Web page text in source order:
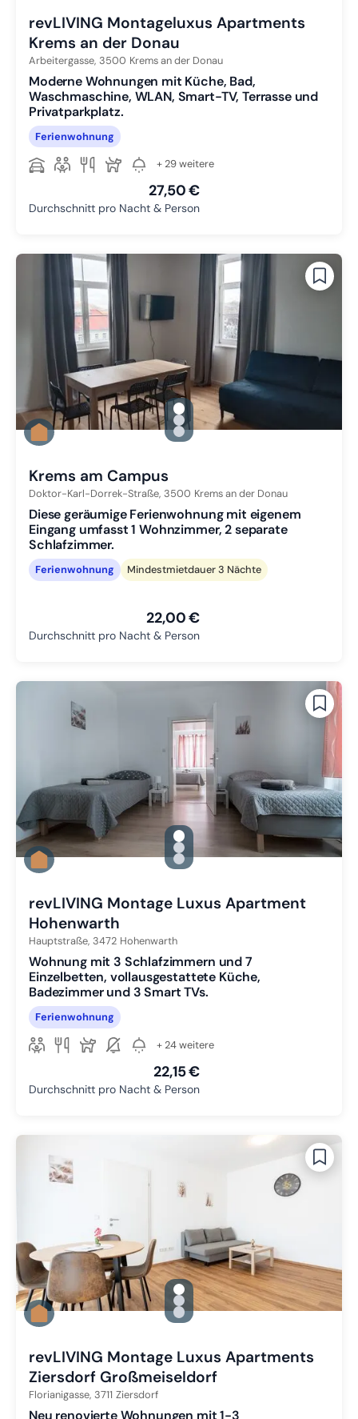
revLIVING Montageluxus Apartments
Krems an der Donau
Arbeitergasse, 3500 Krems an der Donau
Moderne Wohnungen mit Küche, Bad,
Waschmaschine, WLAN, Smart-TV, Terrasse und
Privatparkplatz.
Ferienwohnung
+ 29 weitere
27,50 €
Durchschnitt pro Nacht & Person
gallery.slide_selector
Zu Slide 1 wechseln
Zu Slide 2 wechseln
Zu Slide 3 wechseln
Krems am Campus
Doktor-Karl-Dorrek-Straße, 3500 Krems an der Donau
Diese geräumige Ferienwohnung mit eigenem
Eingang umfasst 1 Wohnzimmer, 2 separate
Schlafzimmer.
Ferienwohnung Mindestmietdauer 3 Nächte
22,00 €
Durchschnitt pro Nacht & Person
gallery.slide_selector
Zu Slide 1 wechseln
Zu Slide 2 wechseln
Zu Slide 3 wechseln
revLIVING Montage Luxus Apartment
Hohenwarth
Hauptstraße, 3472 Hohenwarth
Wohnung mit 3 Schlafzimmern und 7
Einzelbetten, vollausgestattete Küche,
Badezimmer und 3 Smart TVs.
Ferienwohnung
+ 24 weitere
22,15 €
Durchschnitt pro Nacht & Person
gallery.slide_selector
Zu Slide 1 wechseln
Zu Slide 2 wechseln
Zu Slide 3 wechseln
revLIVING Montage Luxus Apartments
Ziersdorf Großmeiseldorf
Florianigasse, 3711 Ziersdorf
Neu renovierte Wohnungen mit 1-3